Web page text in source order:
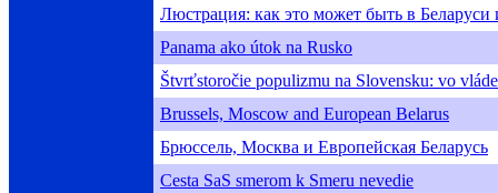
Люстрация: как это может быть в Беларуси
Panama ako útok na Rusko
Štvrťstoročie populizmu na Slovensku: vo
Brussels, Moscow and European Belarus
Брюссель, Москва и Европейская Беларусь
Cesta SaS smerom k Smeru nevedie